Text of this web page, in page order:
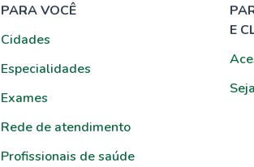
PARA VOCÊ
Cidades
Especialidades
Exames
Rede de atendimento
Profissionais de saúde
E